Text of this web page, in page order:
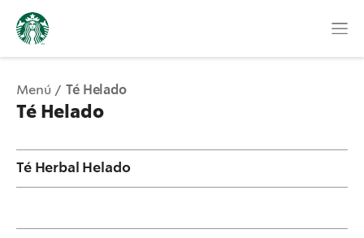
Menú Té Helado
Té Helado
Té Herbal Helado